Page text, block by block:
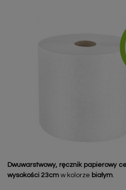
Dwuwarstwowy, ręcznik papierowy
wysokości 23cm w kolorze białym.